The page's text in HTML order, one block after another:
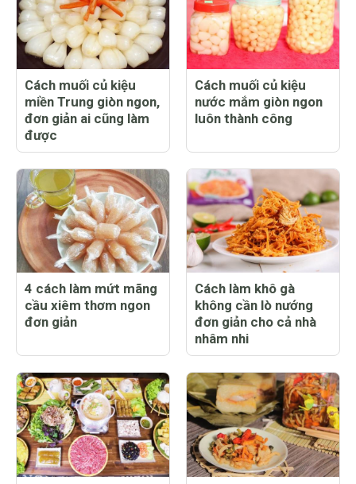
Cách muối củ kiệu
miền Trung giòn ngon,
đơn giản ai cũng làm
được
Cách muối củ kiệu
nước mắm giòn ngon
luôn thành công
4 cách làm mứt mãng
cầu xiêm thơm ngon
đơn giản
Cách làm khô gà
không cần lò nướng
đơn giản cho cả nhà
nhâm nhi